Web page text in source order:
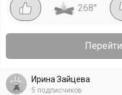
268°
Ирина Зайцева
5 подписчиков